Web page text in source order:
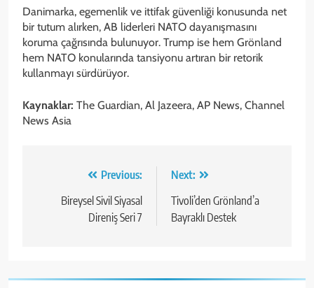
Danimarka, egemenlik ve ittifak güvenliği konusunda net
bir tutum alırken, AB liderleri NATO dayanışmasını
koruma çağrısında bulunuyor. Trump ise hem Grönland
hem NATO konularında tansiyonu artıran bir retorik
kullanmayı sürdürüyor.
Kaynaklar: The Guardian, Al Jazeera, AP News, Channel
News Asia
gezinmesi
Previous:
Bireysel Sivil Siyasal
Direniş Seri 7
Next:
Tivoli’den Grönland’a
Bayraklı Destek